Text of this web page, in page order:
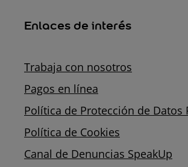
Enlaces de interés
Trabaja con nosotros
Pagos en línea
Política de Protección de Datos
Política de Cookies
Canal de Denuncias SpeakUp